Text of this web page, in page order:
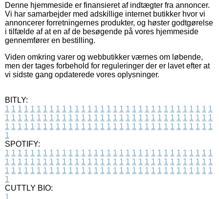
Denne hjemmeside er finansieret af indtægter fra annoncer.
Vi har samarbejder med adskillige internet butikker hvor vi
annoncerer forretningernes produkter, og høster godtgørelse
i tilfælde af at en af de besøgende på vores hjemmeside
gennemfører en bestilling.
Viden omkring varer og webbutikker værnes om løbende,
men der tages forbehold for reguleringer der er lavet efter at
vi sidste gang opdaterede vores oplysninger.
BITLY:
1 1 1 1 1 1 1 1 1 1 1 1 1 1 1 1 1 1 1 1 1 1 1 1 1 1 1 1 1 1 1 1 1
1 1 1 1 1 1 1 1 1 1 1 1 1 1 1 1 1 1 1 1 1 1 1 1 1 1 1 1 1 1 1 1 1
1 1 1 1 1 1 1 1 1 1 1 1 1 1 1 1 1 1 1 1 1 1 1 1 1 1 1 1 1 1 1 1 1
1
SPOTIFY:
1 1 1 1 1 1 1 1 1 1 1 1 1 1 1 1 1 1 1 1 1 1 1 1 1 1 1 1 1 1 1 1 1
1 1 1 1 1 1 1 1 1 1 1 1 1 1 1 1 1 1 1 1 1 1 1 1 1 1 1 1 1 1 1 1 1
1 1 1 1 1 1 1 1 1 1 1 1 1 1 1 1 1 1 1 1 1 1 1 1 1 1 1 1 1 1 1 1 1
1
CUTTLY BIO:
1